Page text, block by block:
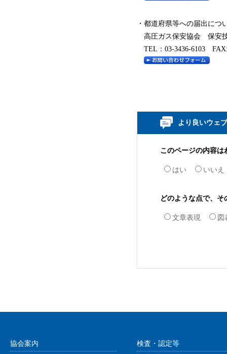
・都道府県等への届出につ
高圧ガス保安協会 保安
TEL：03-3436-6103
より良いウェ
このページの内容は
はい いいえ
どのような点で、
文章表現 図
協会案内 検査・認定等